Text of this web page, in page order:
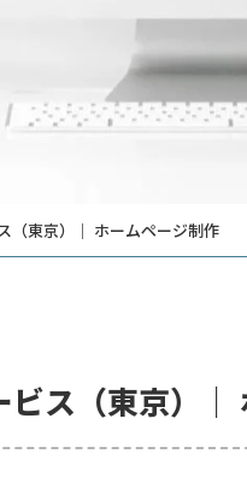
（東京）｜ ホームページ制作
ス（東京）｜